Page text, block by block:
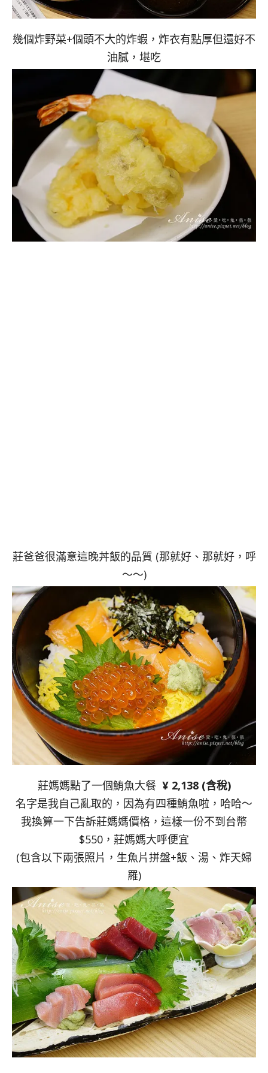
幾個炸野菜+個頭不大的炸蝦，炸衣有點厚但還好不
油膩，堪吃
莊爸爸很滿意這晚丼飯的品質 (那就好、那就好，呼
～～)
莊媽媽點了一個鮪魚大餐 ¥ 2,138 (含稅)
名字是我自己亂取的，因為有四種鮪魚啦，哈哈～
我換算一下告訴莊媽媽價格，這樣一份不到台幣
$550，莊媽媽大呼便宜
(包含以下兩張照片，生魚片拼盤+飯、湯、炸天婦
羅)